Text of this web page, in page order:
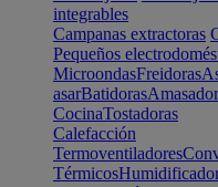
integrables
Campanas extractoras
Pequeños
MicroondasFreidoras
asarBatidoras
CocinaTostadoras
Calefacción
Termoventiladores
Térmicos